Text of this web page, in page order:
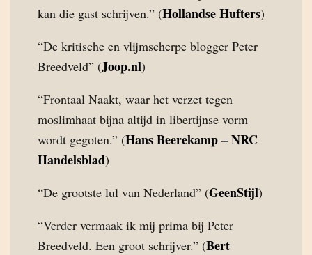
kan die gast schrijven.” (Hollandse Hufters)
“De kritische en vlijmscherpe blogger Peter
Breedveld” (Joop.nl)
“Frontaal Naakt, waar het verzet tegen
moslimhaat bijna altijd in libertijnse vorm
wordt gegoten.” (Hans Beerekamp – NRC
Handelsblad)
“De grootste lul van Nederland” (GeenStijl)
“Verder vermaak ik mij prima bij Peter
Breedveld. Een groot schrijver.” (Bert